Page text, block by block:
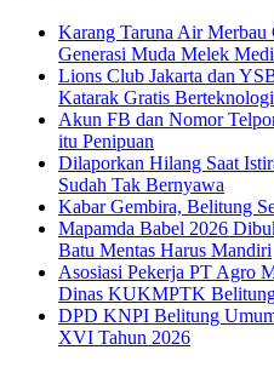
Karang Taruna Air
Generasi Muda Melek
Lions Club Jakarta dan
Katarak Gratis
Akun FB dan Nomor
itu Penipuan
Dilaporkan Hilang Saat
Sudah Tak Bernyawa
Kabar Gembira, Belitung
Mapamda Babel 2026
Batu Mentas Harus Mandiri
Asosiasi Pekerja PT Agro
Dinas KUKMPTK
DPD KNPI Belitung
XVI Tahun 2026